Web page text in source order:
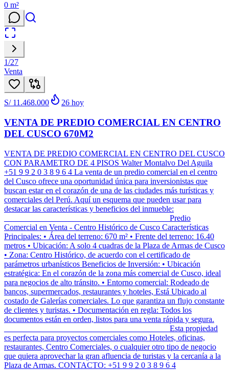
0 m²
1/27
Venta
S/ 11.468.000 26 hoy
VENTA DE PREDIO COMERCIAL EN CENTRO
DEL CUSCO 670M2
VENTA DE PREDIO COMERCIAL EN CENTRO DEL CUSCO
CON PARAMETRO DE 4 PISOS Walter Montalvo Del Aguila
+51 9 9 2 0 3 8 9 6 4 La venta de un predio comercial en el centro
del Cusco ofrece una oportunidad única para inversionistas que
buscan estar en el corazón de una de las ciudades más turísticas y
comerciales del Perú. Aquí un esquema que pueden usar para
destacar las características y beneficios del inmueble:
________________________________________ Predio
Comercial en Venta - Centro Histórico de Cusco Características
Principales: • Área del terreno: 670 m² • Frente del terreno: 16.40
metros • Ubicación: A solo 4 cuadras de la Plaza de Armas de Cusco
• Zona: Centro Histórico, de acuerdo con el certificado de
parámetros urbanísticos Beneficios de Inversión: • Ubicación
estratégica: En el corazón de la zona más comercial de Cusco, ideal
para negocios de alto tránsito. • Entorno comercial: Rodeado de
bancos, supermercados, restaurantes y hoteles, Está Ubicado al
costado de Galerías comerciales. Lo que garantiza un flujo constante
de clientes y turistas. • Documentación en regla: Todos los
documentos están en orden, listos para una venta rápida y segura.
________________________________________ Esta propiedad
es perfecta para proyectos comerciales como Hoteles, oficinas,
restaurantes, Centro Comerciales, o cualquier otro tipo de negocio
que quiera aprovechar la gran afluencia de turistas y la cercanía a la
Plaza de Armas. CONTACTO: +51 9 9 2 0 3 8 9 6 4